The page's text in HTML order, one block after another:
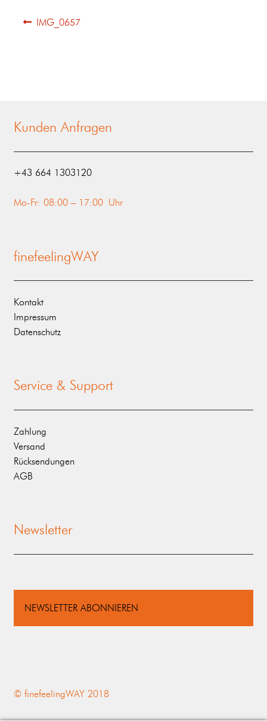
IMG_0657
Kunden Anfragen
‭+43 664 1303120‬
Mo-Fr: 08:00 – 17:00 Uhr
finefeelingWAY
Kontakt
Impressum
Datenschutz
Service & Support
Zahlung
Versand
Rücksendungen
AGB
Newsletter
NEWSLETTER ABONNIEREN
© finefeelingWAY 2018